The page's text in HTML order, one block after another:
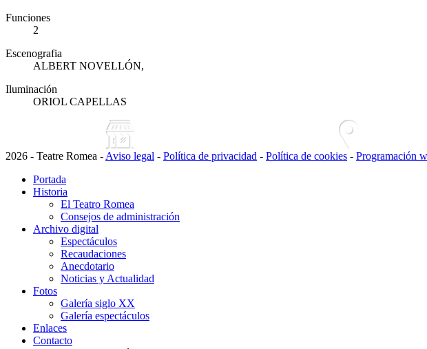
Funciones
2
Escenografia
ALBERT NOVELLÓN,
Iluminación
ORIOL CAPELLAS
2026 - Teatre Romea - Aviso legal - Política de privacidad - Política de cookies - Programación
Portada
Historia
El Teatro Romea
Consejos de administración
Archivo digital
Espectáculos
Recaudaciones
Anecdotario
Noticias y Actualidad
Fotos
Galería siglo XX
Galería espectáculos
Enlaces
Contacto